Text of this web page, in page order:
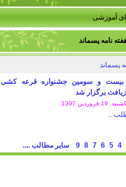
آموزشی
نامه پسماند
پسماند
و سومین جشنواره قرعه کشی
برگزار شد
1397
..
4
5
6
7
8
9 سایر مطالب ....